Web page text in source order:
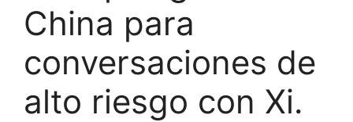
China para
conversaciones de
alto riesgo con Xi.